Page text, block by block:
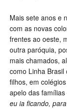
Mais sete anos e
com as novas
frentes ao oeste,
outra paróquia,
mais chamados,
como Linha Brasil
filhos, em
apelo das
eu ia ficando,